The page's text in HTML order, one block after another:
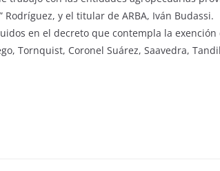
y el titular de ARBA, Iván Budassi.
en el decreto que contempla la
Tornquist, Coronel Suárez, Saavedra,